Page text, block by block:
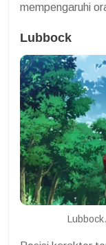
mempengaruhi
Lubbock